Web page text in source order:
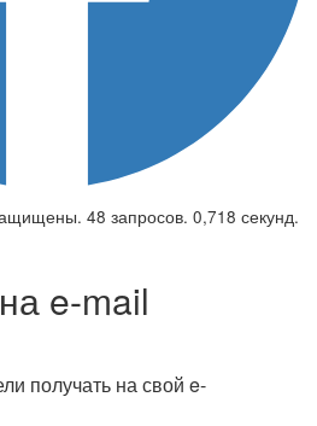
48 запросов. 0,718 секунд.
e-mail
получать на свой e-